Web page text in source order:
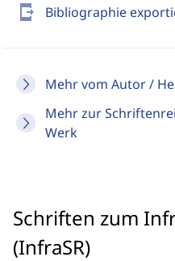
send_to_mobile Bibliographie
Mehr vom Autor /
Mehr zur
Werk
Schriften zum
(InfraSR)